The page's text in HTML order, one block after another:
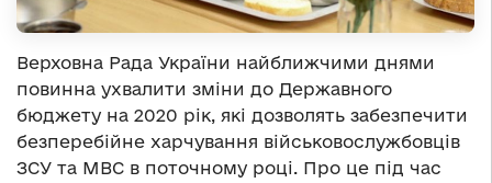
Верховна Рада України найближчими днями
повинна ухвалити зміни до Державного
бюджету на 2020 рік, які дозволять забезпечити
безперебійне харчування військовослужбовців
ЗСУ та МВС в поточному році. Про це під час